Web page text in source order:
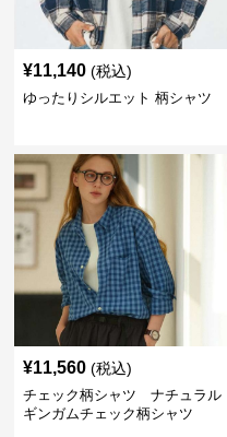
¥11,140 (税込)
ゆったりシルエット 柄シャツ
¥11,560 (税込)
チェック柄シャツ ナチュラル
ギンガムチェック柄シャツ